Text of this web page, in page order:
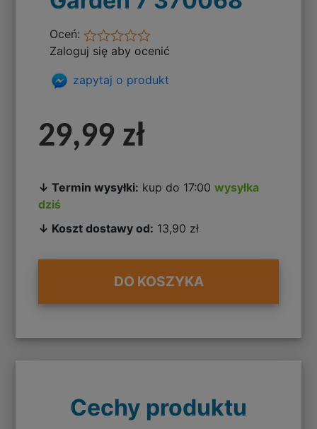
Oceń:
Zaloguj się aby ocenić
zapytaj o produkt
29,99 zł
↓ Termin wysyłki: kup do 17:00wysyłka
dziś
↓ Koszt dostawy od: 13,90 zł
DO KOSZYKA
Cechy produktu